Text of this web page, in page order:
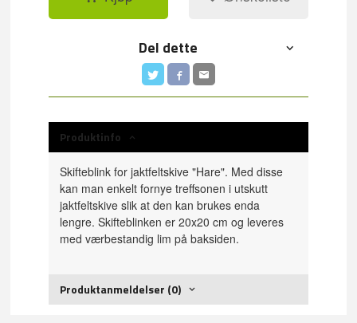
Del dette
Produktinfo
Skifteblink for jaktfeltskive "Hare". Med disse
kan man enkelt fornye treffsonen i utskutt
jaktfeltskive slik at den kan brukes enda
lengre. Skifteblinken er 20x20 cm og leveres
med værbestandig lim på baksiden.
Produktanmeldelser (0)